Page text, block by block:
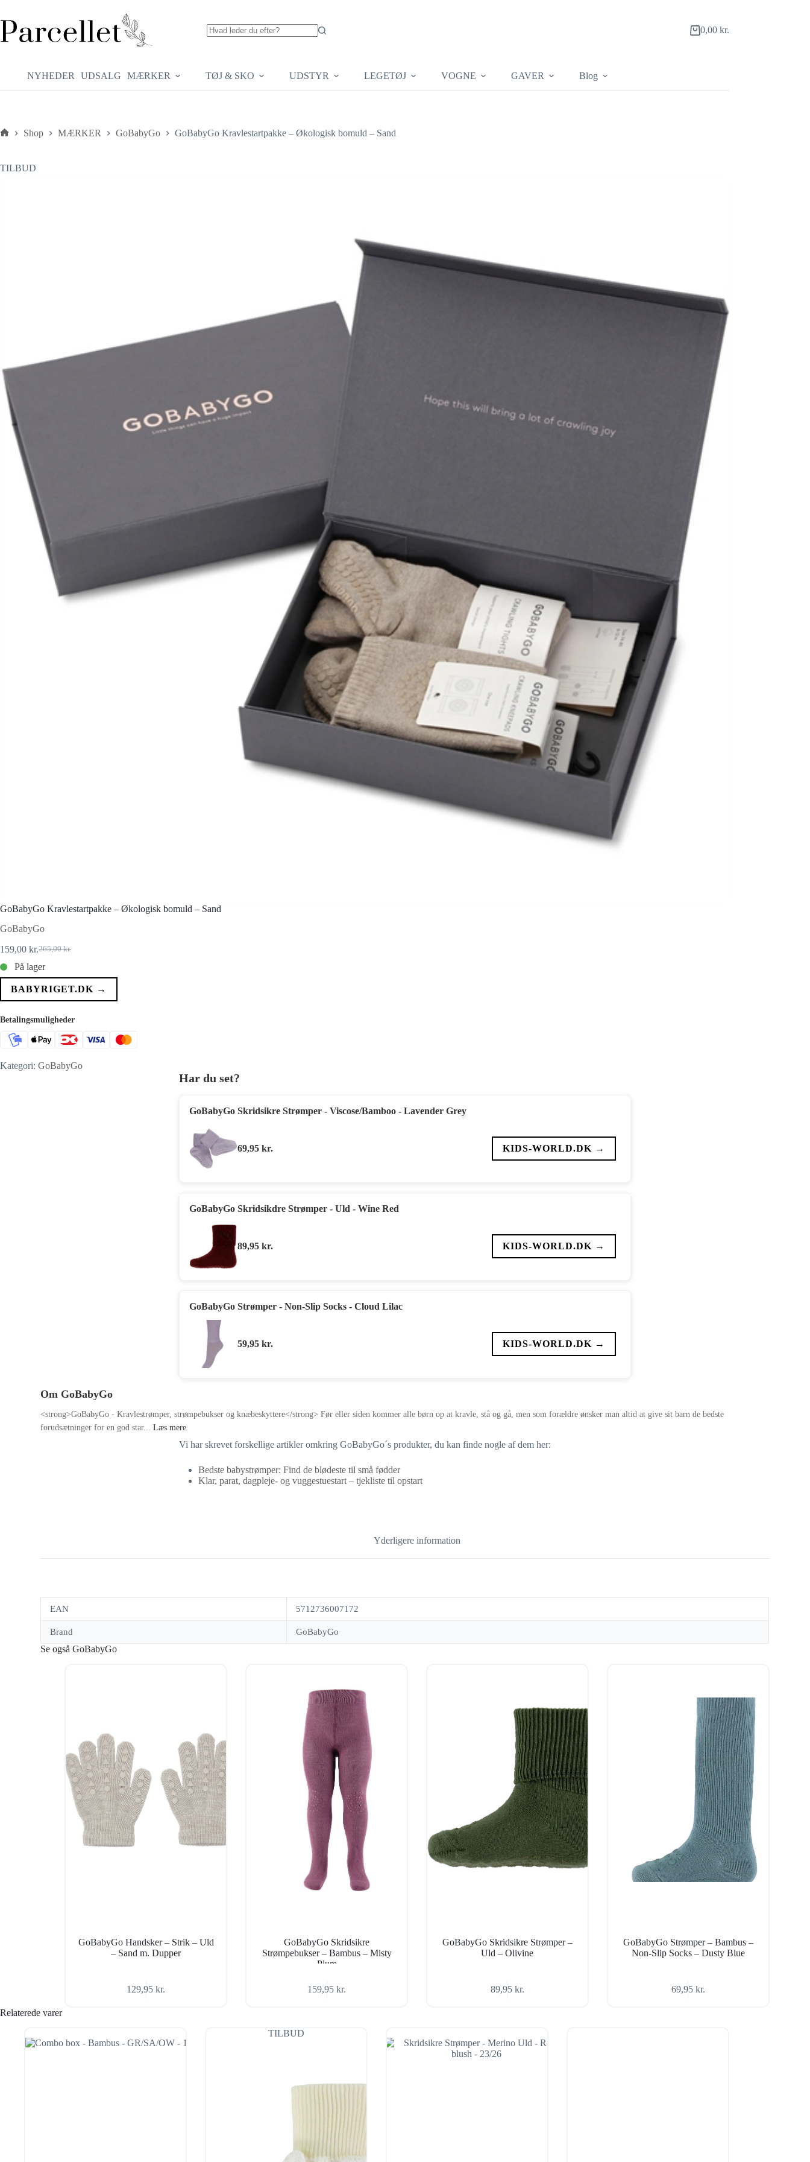
indhold
Indkøbskurv
0,00 kr.
NYHEDER UDSALG MÆRKER TØJ & SKO UDSTYR LEGETØJ VOGNE GAVER Blog
Shop MÆRKER GoBabyGo GoBabyGo Kravlestartpakke – Økologisk bomuld – Sand
TILBUD
GoBabyGo Kravlestartpakke – Økologisk bomuld – Sand
GoBabyGo
265,00kr.
Den
oprindelige
pris
var:
159,00 kr.Den
aktuelle
pris
er:
På lager
BABYRIGET.DK →
Betalingsmuligheder
Kategori: GoBabyGo
Har du set?
GoBabyGo Skridsikre Strømper - Viscose/Bamboo - Lavender Grey
69,95 kr. KIDS-WORLD.DK →
GoBabyGo Skridsikdre Strømper - Uld - Wine Red
89,95 kr. KIDS-WORLD.DK →
GoBabyGo Strømper - Non-Slip Socks - Cloud Lilac
59,95 kr. KIDS-WORLD.DK →
Om GoBabyGo
<strong>GoBabyGo - Kravlestrømper, strømpebukser og knæbeskyttere</strong> Før eller siden kommer alle børn op at kravle, stå og gå, men som forældre ønsker man altid at give sit barn de bedste
forudsætninger for en god star...Læs mere
Vi har skrevet forskellige artikler omkring GoBabyGo´s produkter, du kan finde nogle af dem her:
Bedste babystrømper: Find de blødeste til små fødder
Klar, parat, dagpleje- og vuggestuestart – tjekliste til opstart
Yderligere information
EAN 5712736007172
Brand GoBabyGo
Se også GoBabyGo
GoBabyGo Handsker – Strik – Uld
– Sand m. Dupper
129,95kr.
GoBabyGo Skridsikre
Strømpebukser – Bambus – Misty
Plum
159,95kr.
GoBabyGo Skridsikre Strømper –
Uld – Olivine
89,95 kr.
GoBabyGo Strømper – Bambus –
Non-Slip Socks – Dusty Blue
69,95 kr.
Relaterede varer
TILBUD